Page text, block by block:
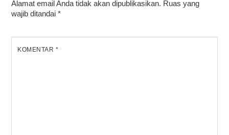
Alamat email Anda tidak akan dipublikasikan. Ruas yang
wajib ditandai*
KOMENTAR *